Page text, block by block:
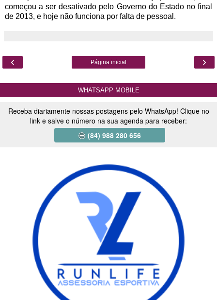
começou a ser desativado pelo Governo do Estado no final
de 2013, e hoje não funciona por falta de pessoal.
‹ ›
Página inicial
WHATSAPP MOBILE
Receba diariamente nossas postagens pelo WhatsApp! Clique no
link e salve o número na sua agenda para receber:
(84) 988 280 656